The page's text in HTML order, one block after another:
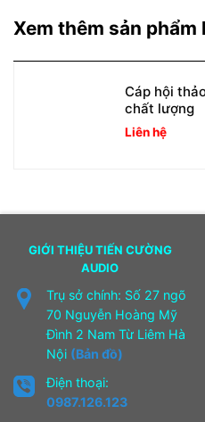
Xem thêm sản
Cáp hội
chất lượng
Liên hệ
GIỚI THIỆU TIẾN CƯỜNG
AUDIO
Trụ sở chính: Số 27 ngõ
70 Nguyễn Hoàng Mỹ
Đình 2 Nam Từ Liêm Hà
Nội (Bản đồ)
Điện thoại:
0987.126.123